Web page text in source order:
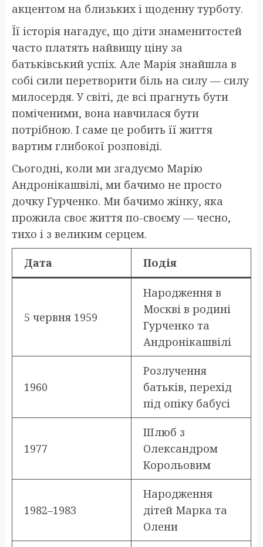
акцентом на близьких і щоденну турботу.
Її історія нагадує, що діти знаменитостей
часто платять найвищу ціну за
батьківський успіх. Але Марія знайшла в
собі сили перетворити біль на силу — силу
милосердя. У світі, де всі прагнуть бути
поміченими, вона навчилася бути
потрібною. І саме це робить її життя
вартим глибокої розповіді.
Сьогодні, коли ми згадуємо Марію
Андронікашвілі, ми бачимо не просто
дочку Гурченко. Ми бачимо жінку, яка
прожила своє життя по-своєму — чесно,
тихо і з великим серцем.
Дата Подія
5 червня 1959
Народження в
Москві в родині
Гурченко та
Андронікашвілі
1960
Розлучення
батьків, перехід
під опіку бабусі
1977
Шлюб з
Олександром
Корольовим
1982–1983
Народження
дітей Марка та
Олени